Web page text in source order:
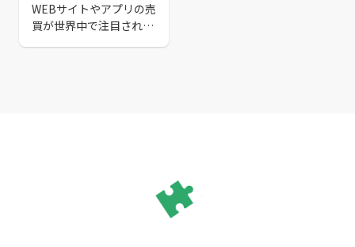
WEBサイトやアプリの売
買が世界中で注目されて